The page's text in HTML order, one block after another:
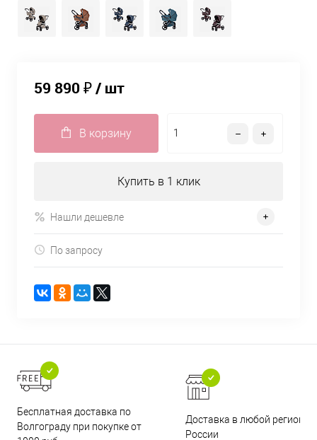
59 890 ₽/ шт
В корзину
Купить в 1 клик
Нашли дешевле
По запросу
Бесплатная доставка по
Волгограду при покупке от
Доставка в любой регион
России